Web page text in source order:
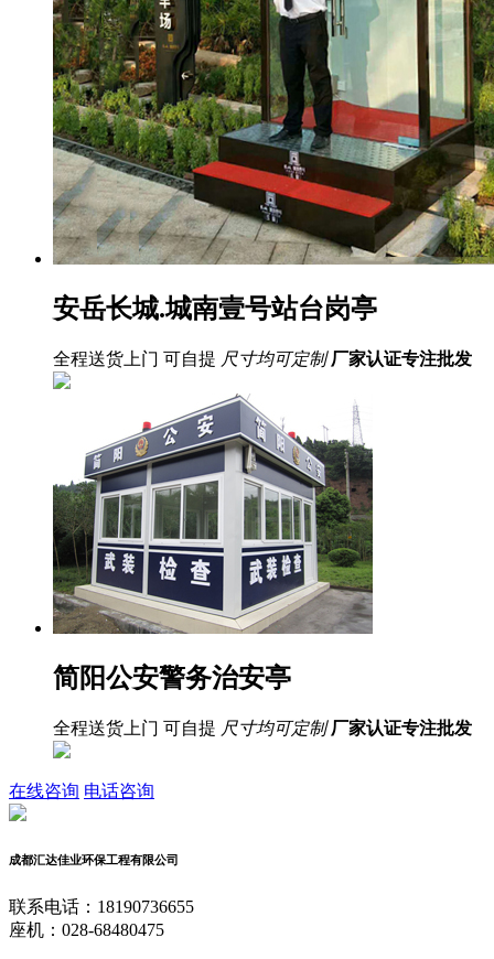
安岳长城.城南壹号站台岗亭
全程送货上门 可自提 尺寸均可定制 厂家认证专注批发
简阳公安警务治安亭
全程送货上门 可自提 尺寸均可定制 厂家认证专注批发
在线咨询 电话咨询
成都汇达佳业环保工程有限公司
联系电话：18190736655
座机：028-68480475